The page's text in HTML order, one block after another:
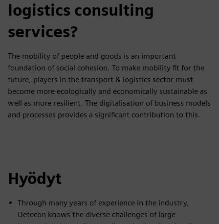
logistics consulting
services?
The mobility of people and goods is an important
foundation of social cohesion. To make mobility fit for the
future, players in the transport & logistics sector must
become more ecologically and economically sustainable as
well as more resilient. The digitalisation of business models
and processes provides a significant contribution to this.
Hyödyt
Through many years of experience in the industry,
Detecon knows the diverse challenges of large